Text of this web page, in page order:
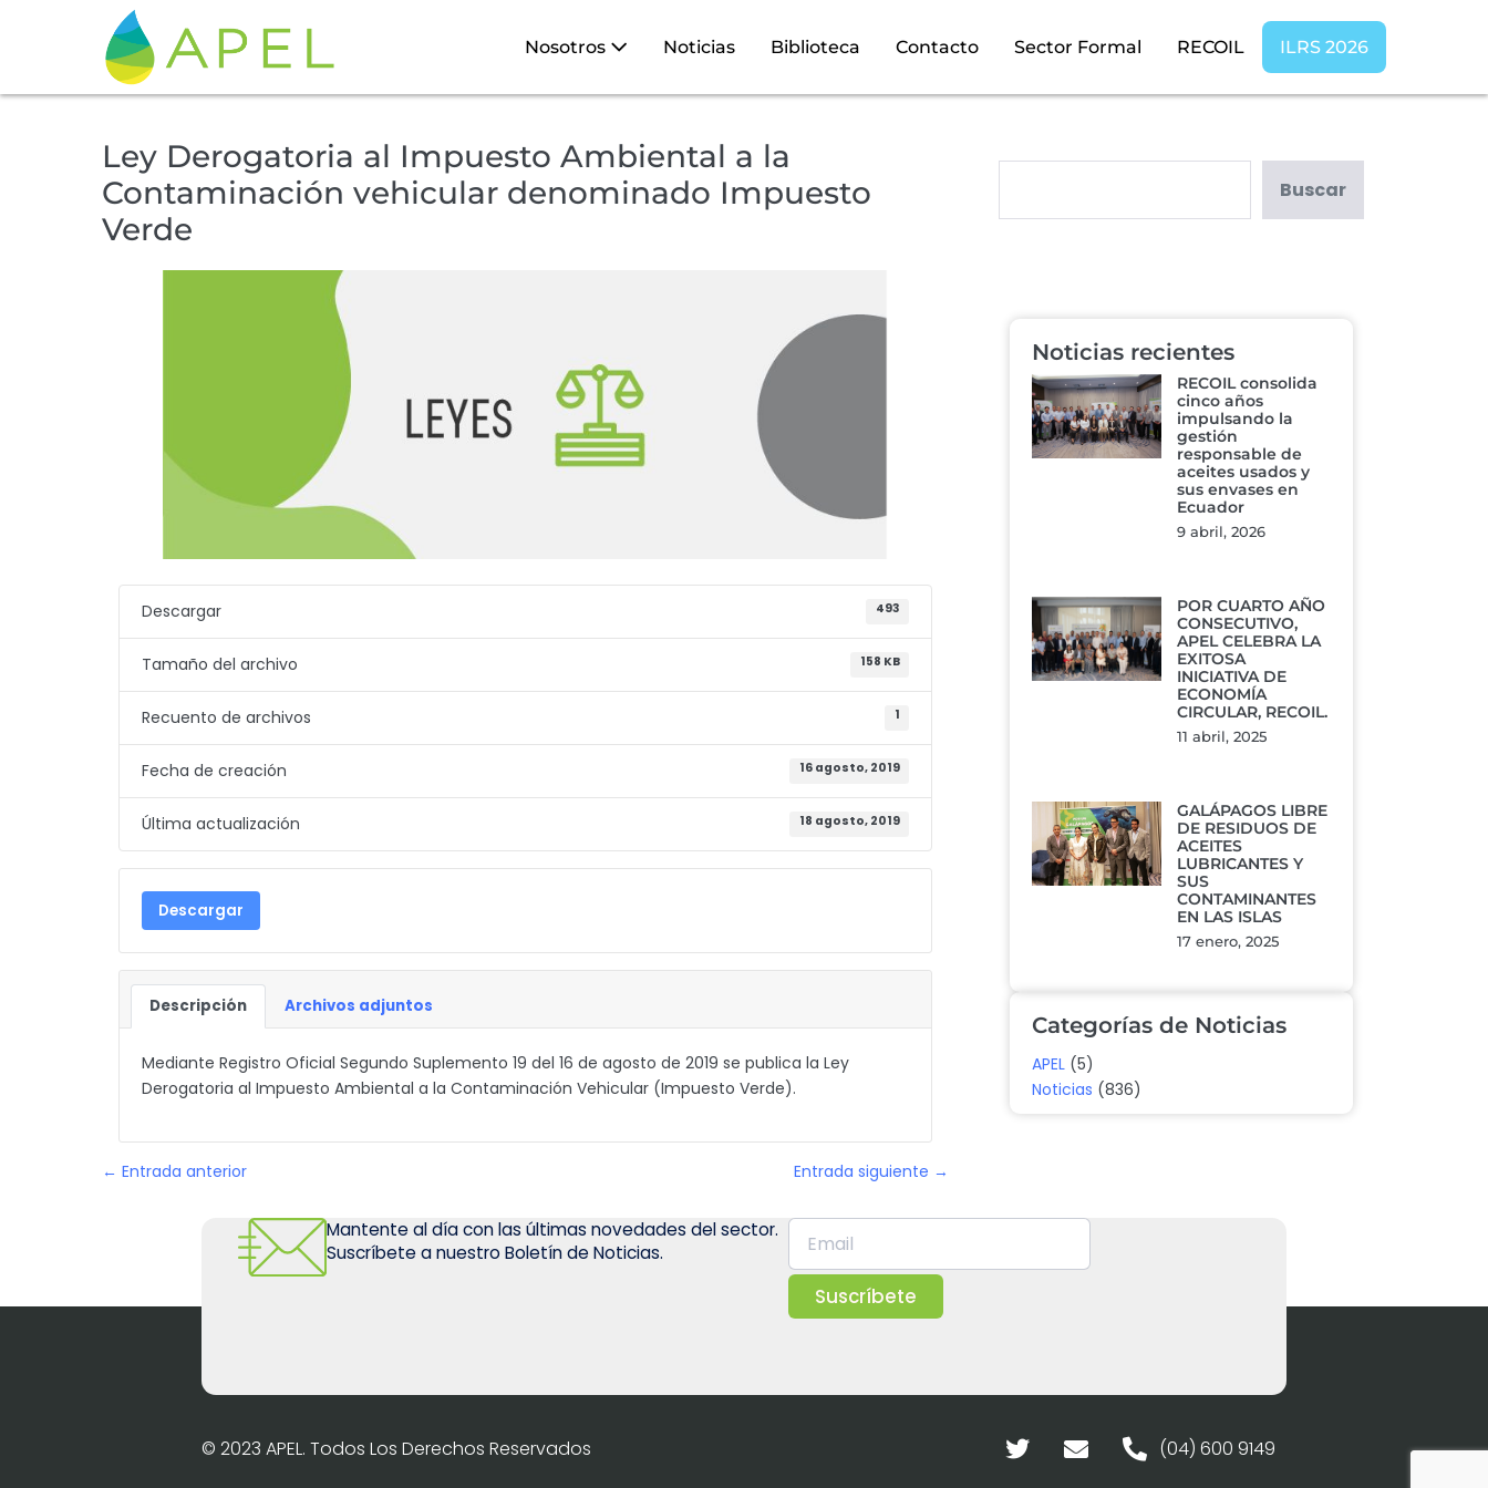
Nosotros Noticias Biblioteca Contacto Sector Formal RECOIL ILRS 2026
Ley Derogatoria al Impuesto Ambiental a la
Contaminación vehicular denominado Impuesto
Verde
Descargar 493
Tamaño del archivo 158 KB
Recuento de archivos 1
Fecha de creación 16 agosto, 2019
Última actualización 18 agosto, 2019
Descargar
Descripción Archivos adjuntos
Mediante Registro Oficial Segundo Suplemento 19 del 16 de agosto de 2019 se publica la Ley
Derogatoria al Impuesto Ambiental a la Contaminación Vehicular (Impuesto Verde).
← Entrada anterior Entrada siguiente →
Buscar
Noticias recientes
RECOIL consolida
cinco años
impulsando la
gestión
responsable de
aceites usados y
sus envases en
Ecuador
9 abril, 2026
POR CUARTO AÑO
CONSECUTIVO,
APEL CELEBRA LA
EXITOSA
INICIATIVA DE
ECONOMÍA
CIRCULAR, RECOIL.
11 abril, 2025
GALÁPAGOS LIBRE
DE RESIDUOS DE
ACEITES
LUBRICANTES Y
SUS
CONTAMINANTES
EN LAS ISLAS
17 enero, 2025
Categorías de Noticias
APEL(5)
Noticias (836)
Mantente al día con las últimas novedades del sector.
Suscríbete a nuestro Boletín de Noticias.
Suscríbete
© 2023 APEL. Todos Los Derechos Reservados (04) 600 9149